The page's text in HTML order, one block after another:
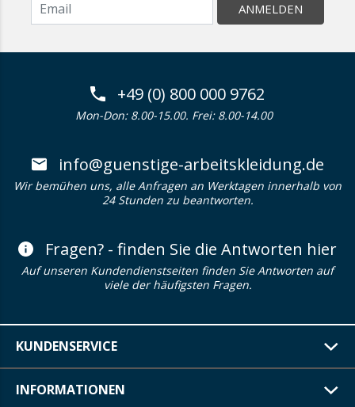
ANMELDEN
+49 (0) 800 000 9762
Mon-Don: 8.00-15.00. Frei: 8.00-14.00
info@guenstige-arbeitskleidung.de
Wir bemühen uns, alle Anfragen an Werktagen innerhalb von
24 Stunden zu beantworten.
Fragen? - finden Sie die Antworten hier
Auf unseren Kundendienstseiten finden Sie Antworten auf
viele der häufigsten Fragen.
KUNDENSERVICE
INFORMATIONEN